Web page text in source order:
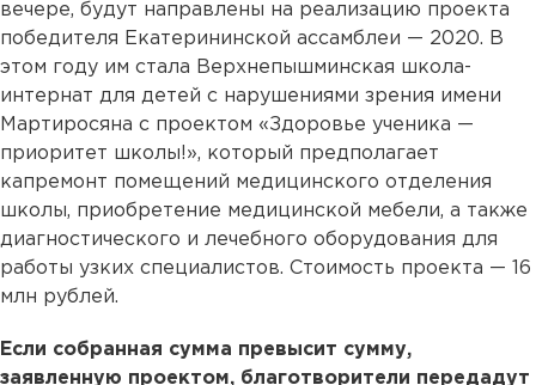
вечере, будут направлены на реализацию проекта
победителя Екатерининской ассамблеи — 2020. В
этом году им стала Верхнепышминская школа-
интернат для детей с нарушениями зрения имени
Мартиросяна с проектом «Здоровье ученика —
приоритет школы!», который предполагает
капремонт помещений медицинского отделения
школы, приобретение медицинской мебели, а также
диагностического и лечебного оборудования для
работы узких специалистов. Стоимость проекта — 16
млн рублей.
Если собранная сумма превысит сумму,
заявленную проектом, благотворители передадут